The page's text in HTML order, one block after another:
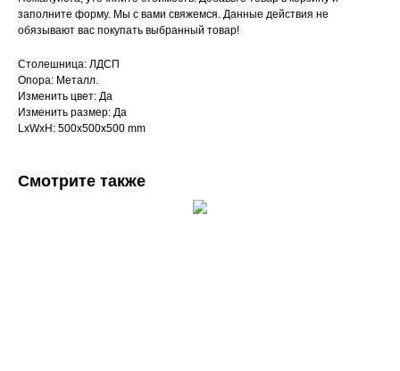
заполните форму. Мы с вами свяжемся. Данные действия не
обязывают вас покупать выбранный товар!
Столешница: ЛДСП
Опора: Металл.
Изменить цвет: Да
Изменить размер: Да
LxWxH: 500x500x500 mm
Смотрите также